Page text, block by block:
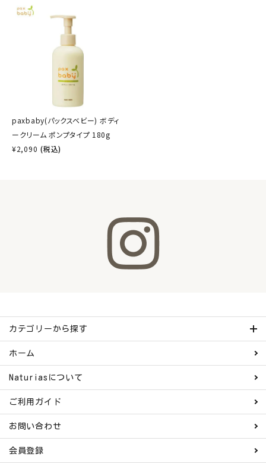
paxbaby(パックスベビー) ボディ
ークリーム ポンプタイプ 180g
¥2,090 (税込)
カテゴリーから探す
ホーム
Naturiasについて
ご利用ガイド
お問い合わせ
会員登録